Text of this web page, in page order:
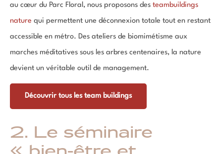
au cœur du Parc Floral, nous proposons des teambuildings
nature qui permettent une déconnexion totale tout en restant
accessible en métro. Des ateliers de biomimétisme aux
marches méditatives sous les arbres centenaires, la nature
devient un véritable outil de management.
Découvrir tous les team buildings
2. Le séminaire